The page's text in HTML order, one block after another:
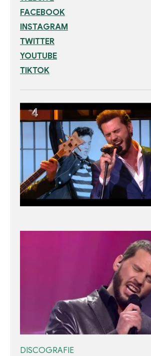
FACEBOOK
INSTAGRAM
TWITTER
YOUTUBE
TIKTOK
DISCOGRAFIE